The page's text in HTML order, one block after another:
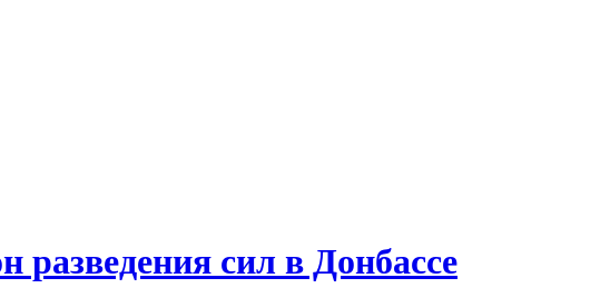
разведения сил в Донбассе